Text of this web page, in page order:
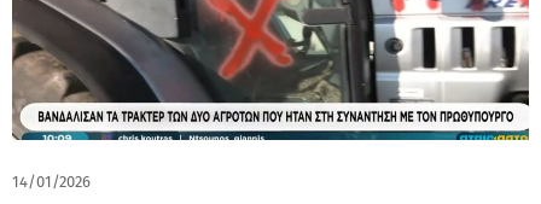
14/01/2026